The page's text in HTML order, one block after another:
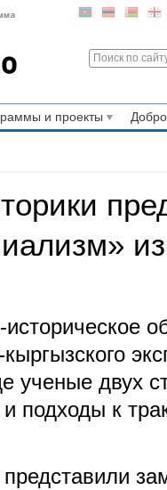
и проекты
историческое
ученые двух
подходы к